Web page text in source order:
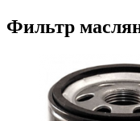
Фильтр